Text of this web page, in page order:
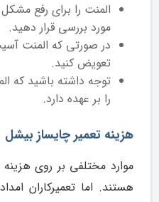
المنت را برای رفع
مورد بررسی قرار دهید.
در صورتی که المنت
تعویض کنید.
توجه داشته باشید که
را بر عهده دارد.
هزینه تعمیر چایساز بیشل
موارد مختلفی بر روی
هستند. اما تعمیرکاران